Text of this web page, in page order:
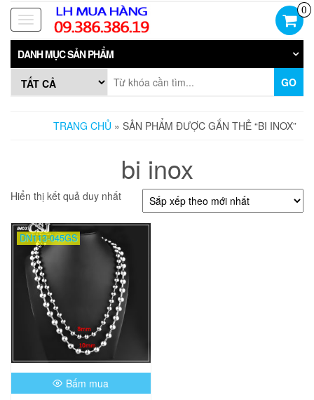
Skip
the
content
Toggle
navigation
0
DANH MỤC SẢN PHẨM
GO
TRANG CHỦ » SẢN PHẨM ĐƯỢC GẮN THẺ “BI INOX”
bi inox
Hiển thị kết quả duy nhất
DN113-045GS
Bấm mua